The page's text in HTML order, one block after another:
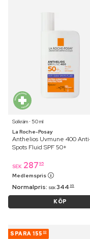
Solkräm ⋅ 50 ml
La Roche-Posay
Anthelios Uvmune 400
Spots Fluid SPF 50+
SEK 287 95
Medlemspris
Normalpris: SEK 344 95
KÖP
SPARA 155 03